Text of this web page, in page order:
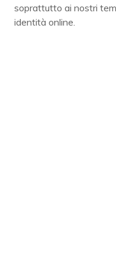
soprattutto ai nostri
identità online.